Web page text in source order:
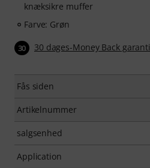
knæksikre muffer
Farve: Grøn
30 30 dages-Money Back garanti
Fås siden
Artikelnummer
salgsenhed
Application